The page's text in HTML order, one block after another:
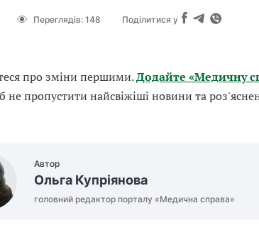
Переглядів: 148 Поділитися у
про зміни першими.Додайте «Медичну
не пропустити найсвіжіші новини та
Автор
Ольга Купріянова
головний редактор порталу «Медична справа»